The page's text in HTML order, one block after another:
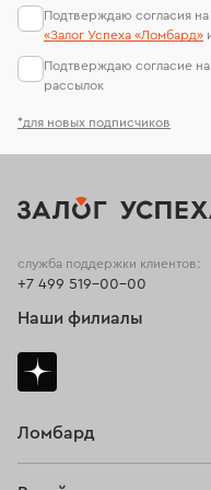
*для новых подписчиков
Подтверждаю согласия
«Залог Успеха «Ломбард»
Подтверждаю согласие
рассылок
Ломбард
служба поддержки клиентов:
+7 499 519-00-00
Наши филиалы